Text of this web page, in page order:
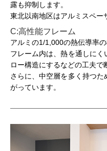
露も抑制します。
東北以南地区はアルミスペー
C:高性能フレーム
アルミの1/1,000の熱伝導率の
フレーム内は、熱を通しに
ロー構造にするなどの工夫で
さらに、中空層を多く持つ
がっています。